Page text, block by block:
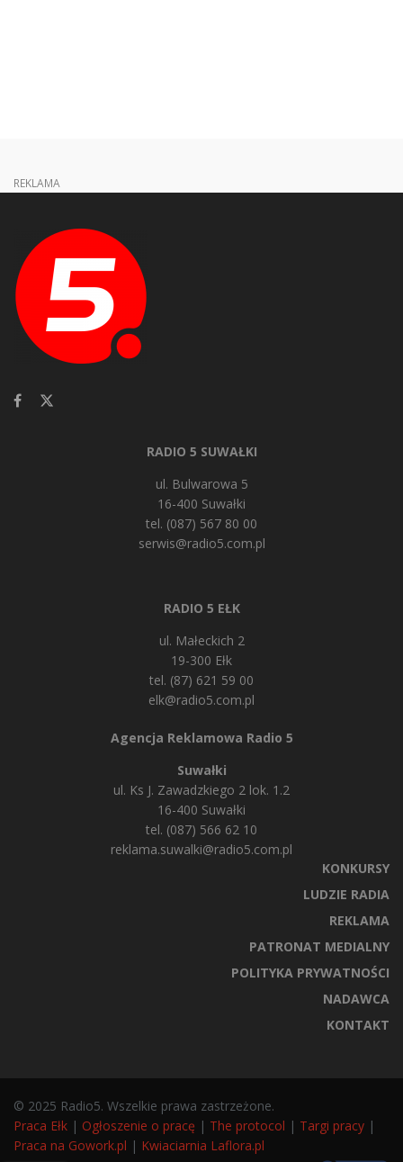
REKLAMA
RADIO 5 SUWAŁKI
ul. Bulwarowa 5
16-400 Suwałki
tel. (087) 567 80 00
serwis@radio5.com.pl
RADIO 5 EŁK
ul. Małeckich 2
19-300 Ełk
tel. (87) 621 59 00
elk@radio5.com.pl
Agencja Reklamowa Radio 5
Suwałki
ul. Ks J. Zawadzkiego 2 lok. 1.2
16-400 Suwałki
tel. (087) 566 62 10
reklama.suwalki@radio5.com.pl
KONKURSY
LUDZIE RADIA
REKLAMA
PATRONAT MEDIALNY
POLITYKA PRYWATNOŚCI
NADAWCA
KONTAKT
© 2025 Radio5. Wszelkie prawa zastrzeżone.
Praca Ełk | Ogłoszenie o pracę | The protocol | Targi pracy |
Praca na Gowork.pl | Kwiaciarnia Laflora.pl